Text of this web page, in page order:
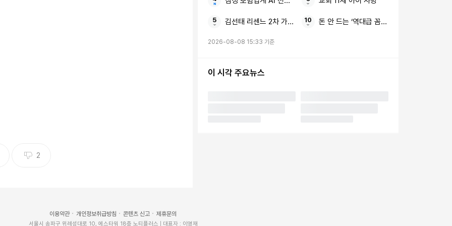
공원에 사는 쥐
시의 한 공원에서 촬영된 쥐의 모습. 2025.2.1.
내용을 담은 연구논문을 지난달 31일(현지시간) 과학
2
김선태 리센느 2차 가해 논란 8초짜리 근황 영상돈 안 드는 ‘역대급 꼼수’ 비닐 1장 화장실 바닥
2026-08-08 15:33 기준
이 시각 주요뉴스
이용약관 개인정보취급방침 콘텐츠 신고 제휴문의
서울시 송파구 위례성대로 10, 에스타워 18층 노티플러스 | 대표자 : 이영재